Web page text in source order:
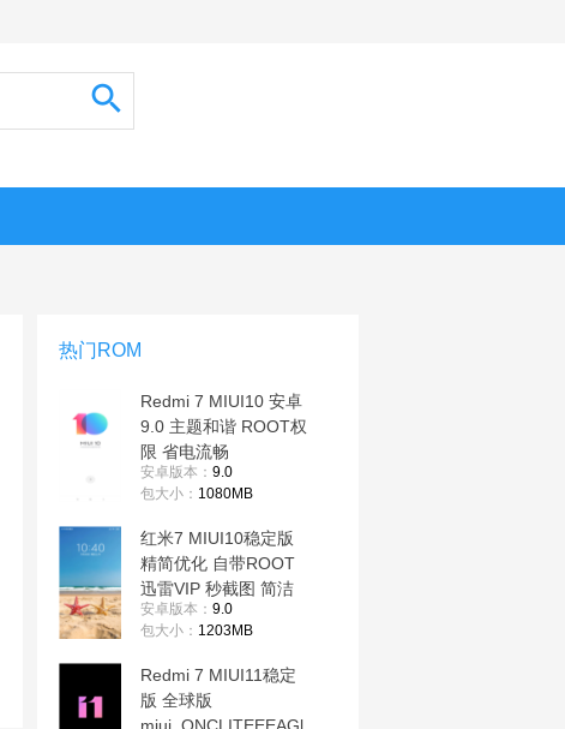
热门ROM
Redmi 7 MIUI10 安卓
9.0 主题和谐 ROOT权
限 省电流畅
安卓版本： 9.0
包大小： 1080MB
红米7 MIUI10稳定版
精简优化 自带ROOT
迅雷VIP 秒截图 简洁
流畅
安卓版本： 9.0
包大小： 1203MB
Redmi 7 MIUI11稳定
版 全球版